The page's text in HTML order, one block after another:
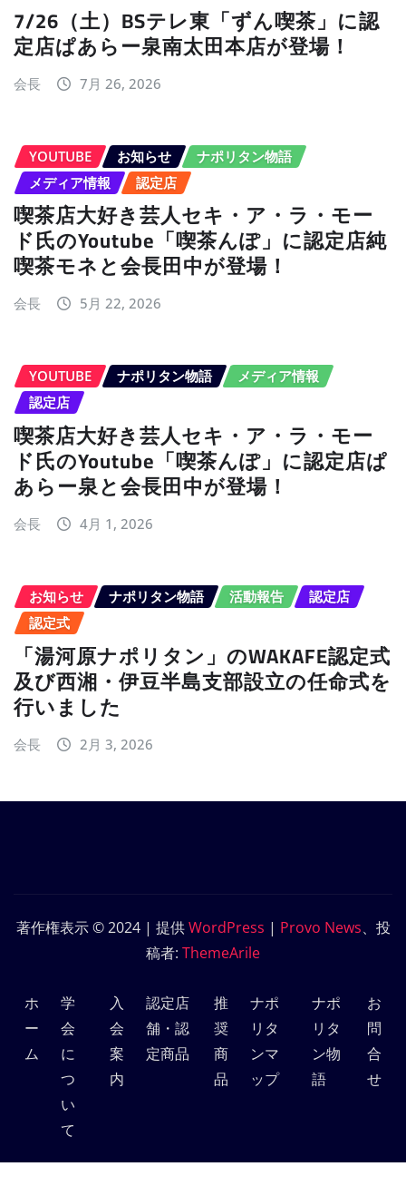
7/26（土）BSテレ東「ずん喫茶」に認
定店ぱあらー泉南太田本店が登場！
会長 7月 26, 2026
YOUTUBE お知らせ
ナポリタン物語
メディア情報
認定店
喫茶店大好き芸人セキ・ア・ラ・モー
ド氏のYoutube「喫茶んぽ」に認定店純
喫茶モネと会長田中が登場！
会長 5月 22, 2026
YOUTUBE ナポリタン物語
メディア情報
認定店
喫茶店大好き芸人セキ・ア・ラ・モー
ド氏のYoutube「喫茶んぽ」に認定店ぱ
あらー泉と会長田中が登場！
会長 4月 1, 2026
お知らせ ナポリタン物語 活動報告
認定店
認定式
「湯河原ナポリタン」のWAKAFE認定式
及び西湘・伊豆半島支部設立の任命式を
行いました
会長 2月 3, 2026
著作権表示 © 2024 | 提供WordPress | Provo News、投
稿者: ThemeArile
ホ
ー
ム
学
会
に
つ
い
て
入
会
案
内
認定店
舗・認
定商品
推
奨
商
品
ナポ
リタ
ンマ
ップ
ナポ
リタ
ン物
語
お
問
合
せ